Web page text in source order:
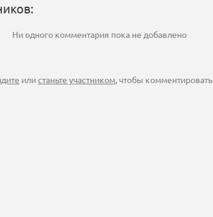
Ни одного комментария пока не добавлено
илистаньте участником, чтобы комментировать